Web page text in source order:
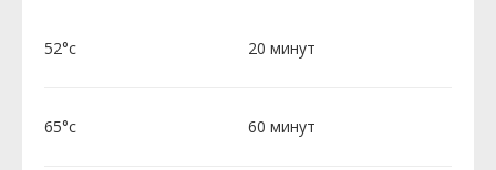
52°c 20 минут
65°c 60 минут